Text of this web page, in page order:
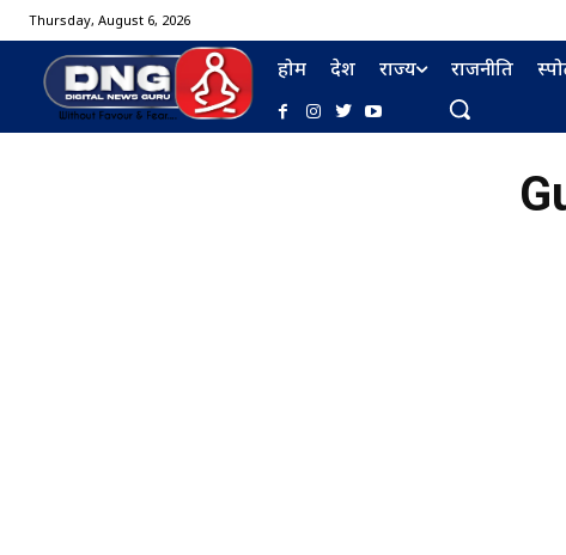
Thursday, August 6, 2026
होम देश राज्य राजनीति